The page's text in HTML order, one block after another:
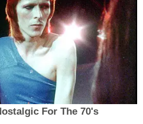
For The 70's